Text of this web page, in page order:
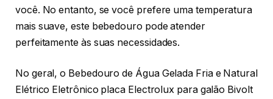
você. No entanto, se você prefere uma temperatura
mais suave, este bebedouro pode atender
perfeitamente às suas necessidades.
No geral, o Bebedouro de Água Gelada Fria e Natural
Elétrico Eletrônico placa Electrolux para galão Bivolt